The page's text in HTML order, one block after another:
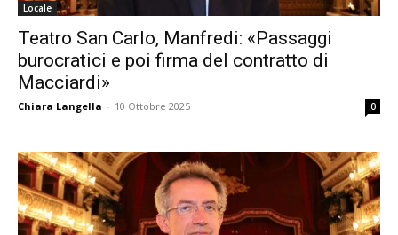
Locale
Teatro San Carlo, Manfredi: «Passaggi
burocratici e poi firma del contratto di
Macciardi»
Chiara Langella - 10 Ottobre 2025 0